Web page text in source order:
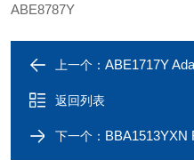
ABE8787Y
上一个： ABE1717Y Adaptor
返回列表
下一个： BBA1513YXN Reducer